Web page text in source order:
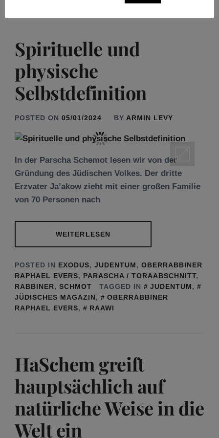
Spirituelle und
physische
Selbstdefinition
POSTED ON 05/01/2024 BY ARMIN LEVY
In der Parscha Schemot lesen wir von der
Gründung des Jüdischen Volkes. Der dritte
Erzvater Ja’akow zieht mit einer großen Familie
von 70 Personen nach
WEITERLESEN
POSTED IN EXODUS, JUDENTUM, OBERRABBINER
RAPHAEL EVERS, PARASCHA / TORAABSCHNITT,
RABBINER, SCHMOT TAGGED IN JUDENTUM,
JÜDISCHES MAGAZIN,
OBERRABBINER
RAPHAEL EVERS, RAAWI
HaSchem greift
hauptsächlich auf
natürliche Weise in die
Welt ein